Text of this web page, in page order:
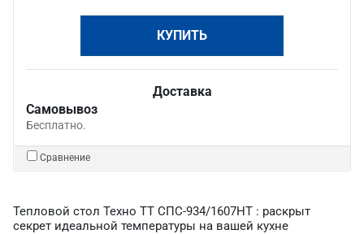
КУПИТЬ
Доставка
Самовывоз
Бесплатно.
Сравнение
Тепловой стол Техно ТТ СПС-934/1607НТ : раскрыт
секрет идеальной температуры на вашей кухне